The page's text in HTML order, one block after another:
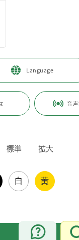
Language
音
標準 拡大
白 黄
お問合せ
育 > 育児・保育
保育士になるならさいたま
用選考 保育士（任期付職
市職員採用選考
取得する職員の代替とし
を募集します。なお、任期